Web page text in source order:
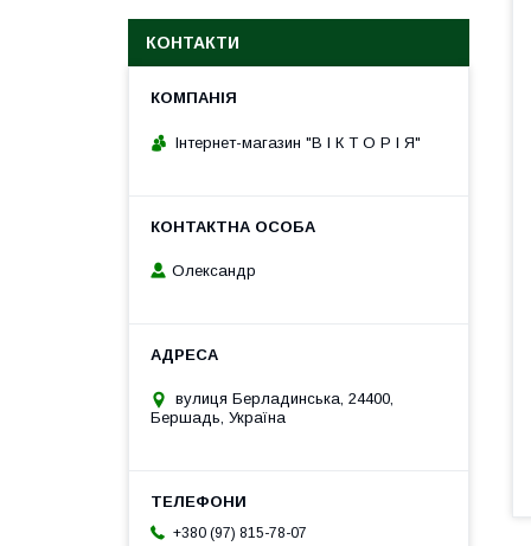
КОНТАКТИ
Інтернет-магазин "В І К Т О Р І Я"
Олександр
вулиця Берладинська, 24400,
Бершадь, Україна
+380 (97) 815-78-07